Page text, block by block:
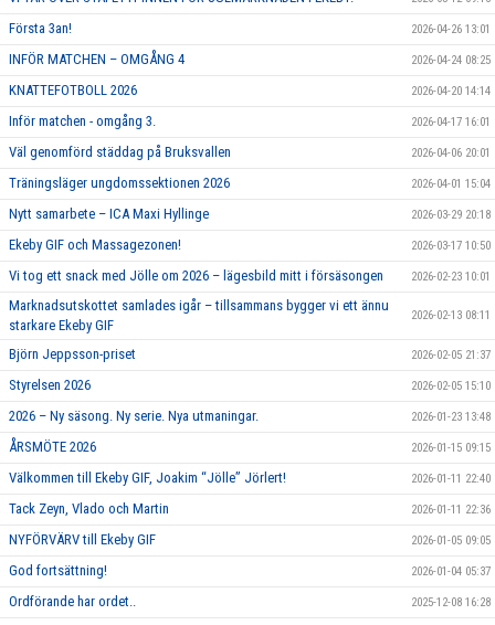
Första 3an! 2026-04-26 13:01
INFÖR MATCHEN – OMGÅNG 4 2026-04-24 08:25
KNATTEFOTBOLL 2026 2026-04-20 14:14
Inför matchen - omgång 3. 2026-04-17 16:01
Väl genomförd städdag på Bruksvallen 2026-04-06 20:01
Träningsläger ungdomssektionen 2026 2026-04-01 15:04
Nytt samarbete – ICA Maxi Hyllinge 2026-03-29 20:18
Ekeby GIF och Massagezonen! 2026-03-17 10:50
Vi tog ett snack med Jölle om 2026 – lägesbild mitt i försäsongen 2026-02-23 10:01
Marknadsutskottet samlades igår – tillsammans bygger vi ett ännu
starkare Ekeby GIF
2026-02-13 08:11
Björn Jeppsson-priset 2026-02-05 21:37
Styrelsen 2026 2026-02-05 15:10
2026 – Ny säsong. Ny serie. Nya utmaningar. 2026-01-23 13:48
ÅRSMÖTE 2026 2026-01-15 09:15
Välkommen till Ekeby GIF, Joakim “Jölle” Jörlert! 2026-01-11 22:40
Tack Zeyn, Vlado och Martin 2026-01-11 22:36
NYFÖRVÄRV till Ekeby GIF 2026-01-05 09:05
God fortsättning! 2026-01-04 05:37
Ordförande har ordet.. 2025-12-08 16:28